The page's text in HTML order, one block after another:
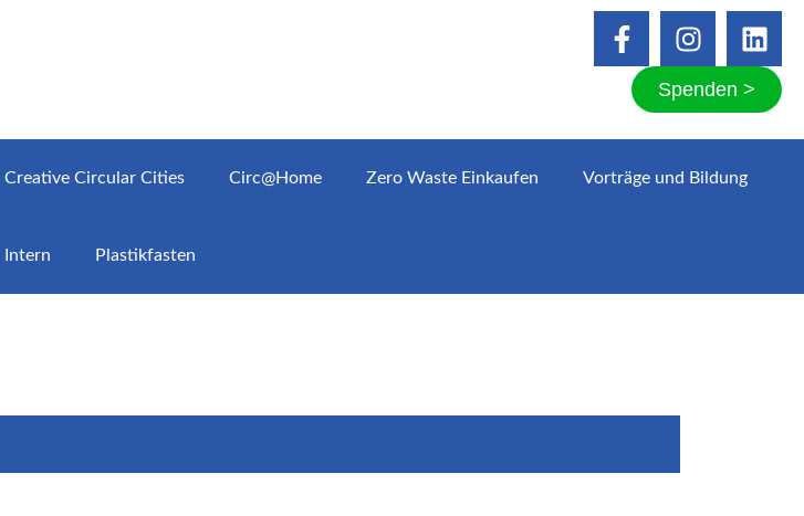
Spenden >
Creative Circular Cities Circ@Home Zero Waste Einkaufen Vorträge und Bildung
Intern Plastikfasten